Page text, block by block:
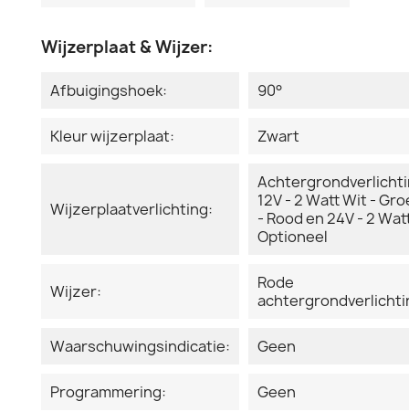
Wijzerplaat & Wijzer:
Afbuigingshoek: 90°
Kleur wijzerplaat: Zwart
Wijzerplaatverlichting:
12V - 2 Watt Wit -
- Rood en 24V - 2
Optioneel
Wijzer:
Rode
Waarschuwingsindicatie: Geen
Programmering: Geen